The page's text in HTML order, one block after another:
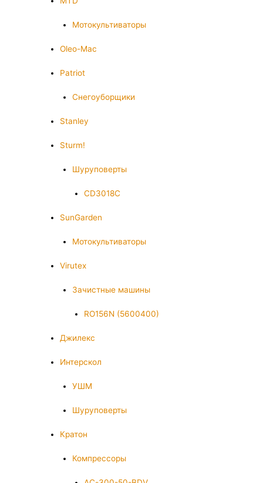
Мотокультиваторы
Oleo-Mac
Patriot
Снегоуборщики
Stanley
Sturm!
Шуруповерты
CD3018C
SunGarden
Мотокультиваторы
Virutex
Зачистные машины
RO156N (5600400)
Джилекс
Интерскол
УШМ
Шуруповерты
Кратон
Компрессоры